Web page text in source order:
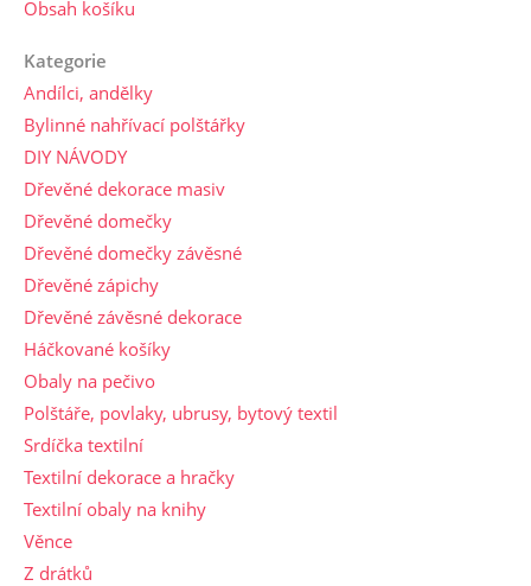
Obsah košíku
Kategorie
Andílci, andělky
Bylinné nahřívací polštářky
DIY NÁVODY
Dřevěné dekorace masiv
Dřevěné domečky
Dřevěné domečky závěsné
Dřevěné zápichy
Dřevěné závěsné dekorace
Háčkované košíky
Obaly na pečivo
Polštáře, povlaky, ubrusy, bytový textil
Srdíčka textilní
Textilní dekorace a hračky
Textilní obaly na knihy
Věnce
Z drátků